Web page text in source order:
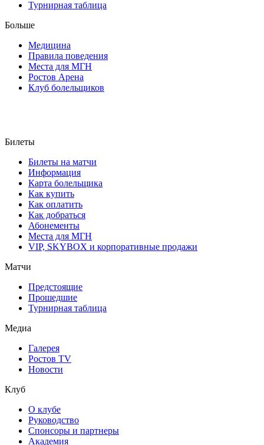
Турнирная таблица
Больше
Медицина
Правила поведения
Места для МГН
Ростов Арена
Клуб болельщиков
Билеты
Билеты на матчи
Информация
Карта болельщика
Как купить
Как оплатить
Как добраться
Абонементы
Места для МГН
VIP, SKYBOX и корпоративные продажи
Матчи
Предстоящие
Прошедшие
Турнирная таблица
Медиа
Галерея
Ростов TV
Новости
Клуб
О клубе
Руководство
Спонсоры и партнеры
Академия